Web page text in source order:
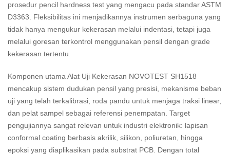
prosedur pencil hardness test yang mengacu pada standar ASTM
D3363. Fleksibilitas ini menjadikannya instrumen serbaguna yang
tidak hanya mengukur kekerasan melalui indentasi, tetapi juga
melalui goresan terkontrol menggunakan pensil dengan grade
kekerasan tertentu.
Komponen utama Alat Uji Kekerasan NOVOTEST SH1518
mencakup sistem dudukan pensil yang presisi, mekanisme beban
uji yang telah terkalibrasi, roda pandu untuk menjaga traksi linear,
dan pelat sampel sebagai referensi penempatan. Target
pengujiannya sangat relevan untuk industri elektronik: lapisan
conformal coating berbasis akrilik, silikon, poliuretan, hingga
epoksi yang diaplikasikan pada substrat PCB. Dengan total